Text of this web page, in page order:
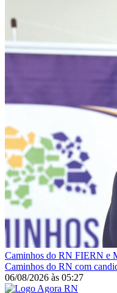
Caminhos do RN FIERN e
Caminhos do RN com
06/08/2026 às 05:27